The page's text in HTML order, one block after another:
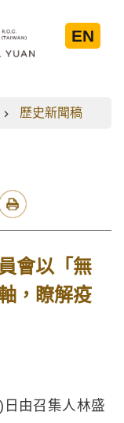
EN
歷史新聞稿
會以「無
，瞭解疫
由召集人林盛